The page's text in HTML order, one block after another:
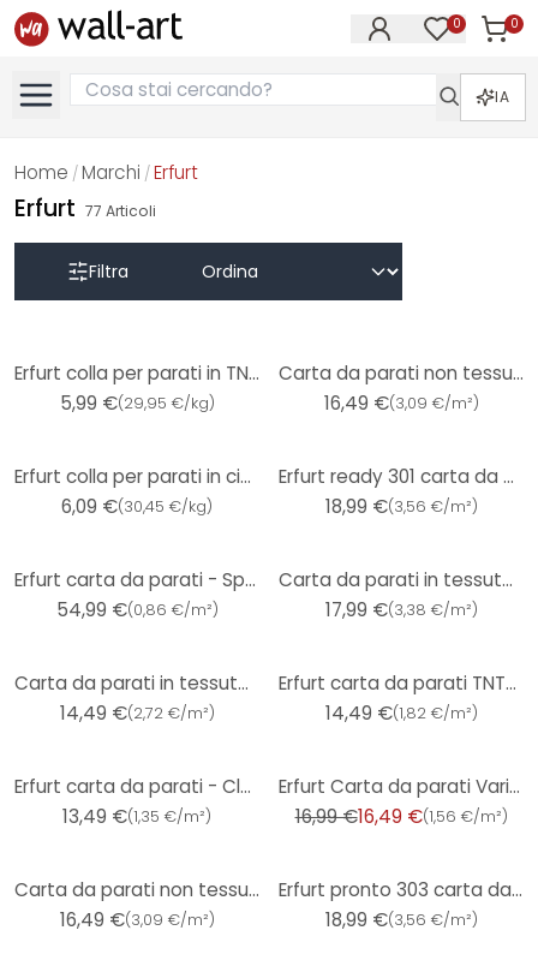
0 0
IA
Home / Marchi /Erfurt
Erfurt 77 Articoli
Filtra
Erfurt colla per parati in TNT-cippato - 200g
5,99 €(29,95 €/kg)
Carta da parati non tessuta Erfurt Protect 210
16,49 €(3,09 €/m²)
Erfurt colla per parati in cippato - 200g
6,09 €(30,45 €/kg)
Erfurt ready 301 carta da parati per tende
18,99 €(3,56 €/m²)
Erfurt carta da parati - Sprint 6 rotoli
54,99 €(0,86 €/m²)
Carta da parati in tessuto non tessuto Erfurt Basic 400
17,99 €(3,38 €/m²)
Carta da parati in tessuto non tessuto Erfurt Basic 105
14,49 €(2,72 €/m²)
Erfurt carta da parati TNT- cippato Classico
14,49 €(1,82 €/m²)
Erfurt carta da parati - Classico
13,49 €(1,35 €/m²)
Erfurt Carta da parati Variovlies Plano Super white 20x0,53 m
16,99 €16,49 €(1,56 €/m²)
Carta da parati non tessuta Erfurt Proteggi 211
16,49 €(3,09 €/m²)
Erfurt pronto 303 carta da parati
18,99 €(3,56 €/m²)